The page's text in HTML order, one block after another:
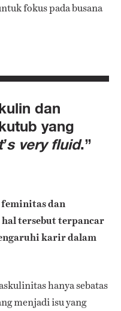
fokus pada busana
dan
yang
very fluid.
feminitas dan
tersebut terpancar
karir dalam
hanya sebatas
menjadi isu yang